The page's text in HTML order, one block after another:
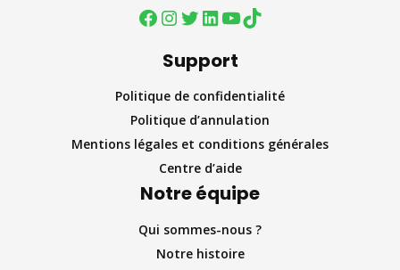
Support
Politique de confidentialité
Politique d’annulation
Mentions légales et conditions générales
Centre d’aide
Notre équipe
Qui sommes-nous ?
Notre histoire